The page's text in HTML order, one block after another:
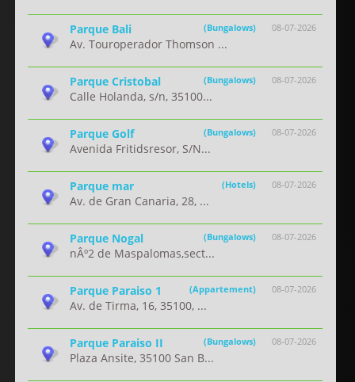
08-07-2026
Parque Bali (Bungalows)
Av. Touroperador Thomson ...
08-07-2026
Parque Cristobal (Bungalows)
Calle Holanda, s/n, 35100...
08-07-2026
Parque Golf (Bungalows)
Avenida Fritidsresor, S/N...
08-07-2026
Parque mar (Hotels)
Av. de Gran Canaria, 28, ...
08-07-2026
Parque Nogal (Bungalows)
nÂº2 de Maspalomas,sect...
08-07-2026
Parque Paraiso 1 (Appartement)
Av. de Tirma, 16, 35100, ...
08-07-2026
Parque Paraiso II (Bungalows)
Plaza Ansite, 35100 San B...